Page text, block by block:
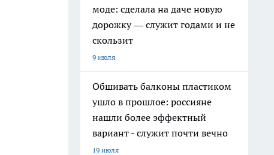
моде: сделала на даче новую
дорожку — служит годами и не
скользит
9 июля
Обшивать балконы пластиком
ушло в прошлое: россияне
нашли более эффектный
вариант - служит почти вечно
19 июля